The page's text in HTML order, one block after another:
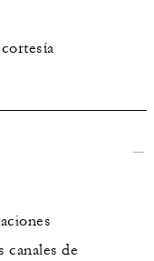
canales de